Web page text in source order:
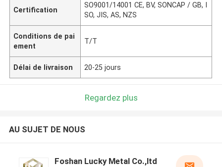
Certification
SO9001/14001 CE, BV, SONCAP / GB, I
SO, JIS, AS, NZS
Conditions de pai
ement
T/T
Délai de livraison 20-25 jours
Regardez plus
AU SUJET DE NOUS
Foshan Lucky Metal Co.,ltd